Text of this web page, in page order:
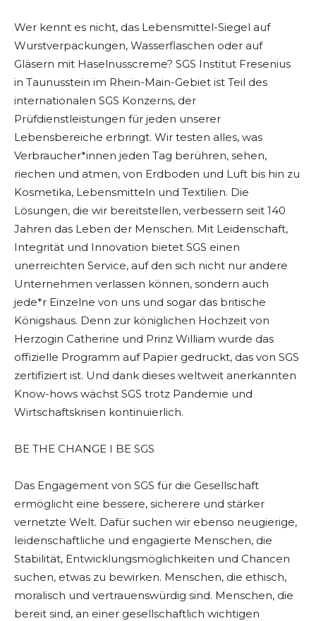
Wer kennt es nicht, das Lebensmittel-Siegel auf
Wurstverpackungen, Wasserflaschen oder auf
Gläsern mit Haselnusscreme? SGS Institut Fresenius
in Taunusstein im Rhein-Main-Gebiet ist Teil des
internationalen SGS Konzerns, der
Prüfdienstleistungen für jeden unserer
Lebensbereiche erbringt. Wir testen alles, was
Verbraucher*innen jeden Tag berühren, sehen,
riechen und atmen, von Erdboden und Luft bis hin zu
Kosmetika, Lebensmitteln und Textilien. Die
Lösungen, die wir bereitstellen, verbessern seit 140
Jahren das Leben der Menschen. Mit Leidenschaft,
Integrität und Innovation bietet SGS einen
unerreichten Service, auf den sich nicht nur andere
Unternehmen verlassen können, sondern auch
jede*r Einzelne von uns und sogar das britische
Königshaus. Denn zur königlichen Hochzeit von
Herzogin Catherine und Prinz William wurde das
offizielle Programm auf Papier gedruckt, das von SGS
zertifiziert ist. Und dank dieses weltweit anerkannten
Know-hows wächst SGS trotz Pandemie und
Wirtschaftskrisen kontinuierlich.
BE THE CHANGE I BE SGS
Das Engagement von SGS für die Gesellschaft
ermöglicht eine bessere, sicherere und stärker
vernetzte Welt. Dafür suchen wir ebenso neugierige,
leidenschaftliche und engagierte Menschen, die
Stabilität, Entwicklungsmöglichkeiten und Chancen
suchen, etwas zu bewirken. Menschen, die ethisch,
moralisch und vertrauenswürdig sind. Menschen, die
bereit sind, an einer gesellschaftlich wichtigen